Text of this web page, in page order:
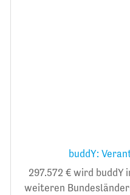
buddY:
297.572 € wird buddY
weiteren